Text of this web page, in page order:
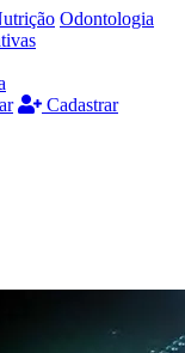
Odontologia
Cadastrar